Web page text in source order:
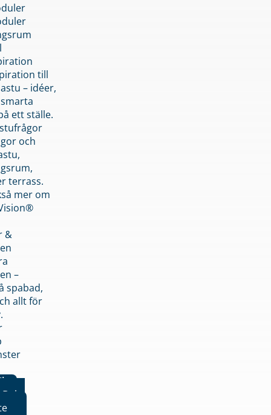
till
– idéer,
ett ställe.
och
terrass.
mer om
&
–
spabad,
allt för
Boka